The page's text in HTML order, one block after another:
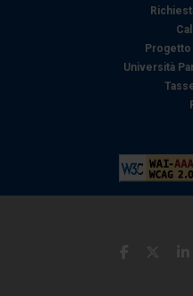
Progetto
Università